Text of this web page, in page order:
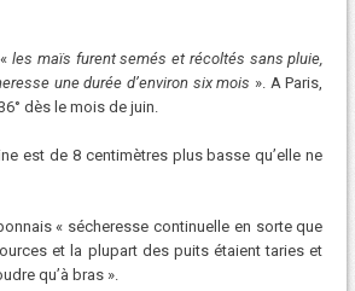
«les maïs furent semés et récoltés sans pluie,
une durée d’environ six mois ». A Paris,
dès le mois de juin.
est de 8 centimètres plus basse qu’elle ne
« sécheresse continuelle en sorte que
et la plupart des puits étaient taries et
qu’à bras ».